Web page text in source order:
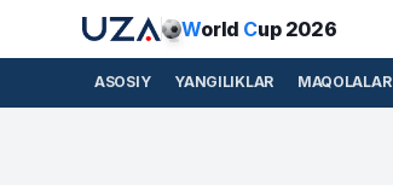
World Cup 2026
ASOSIY YANGILIKLAR MAQOLALAR